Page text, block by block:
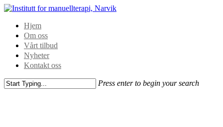
Hjem
Om oss
Vårt tilbud
Nyheter
Kontakt oss
Press enter to begin your search